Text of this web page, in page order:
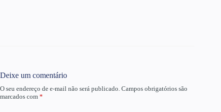
Deixe um comentário
O seu endereço de e-mail não será publicado. Campos obrigatórios são
marcados com *